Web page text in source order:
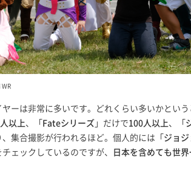
WR
ヤーは非常に多いです。どれくらい多いかという
以上、「 Fateシリーズ 」だけで100人以上、「
集合撮影が行われるほど。個人的には「 ジョ
ェックしているのですが、
日本を含めても世